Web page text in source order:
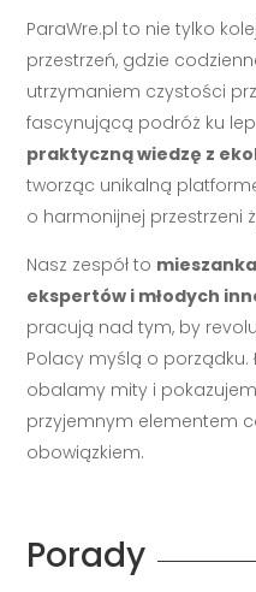
ParaWre.pl to nie tylko
przestrzeń, gdzie
utrzymaniem czystości
fascynującą podróż ku
praktyczną wiedzę z
tworząc unikalną
o harmonijnej przestrzeni
Nasz zespół to
ekspertów i młodych
pracują nad tym, by
Polacy myślą o
obalamy mity i
przyjemnym elementem
obowiązkiem.
Porady